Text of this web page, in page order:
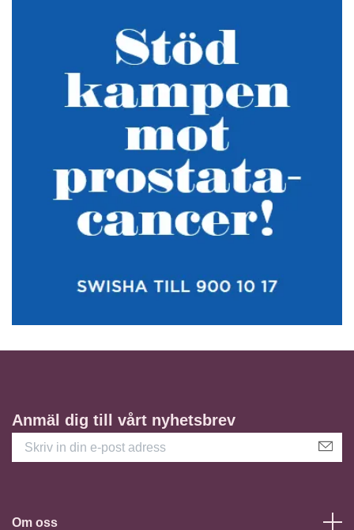
Anmäl dig till vårt nyhetsbrev
Om oss